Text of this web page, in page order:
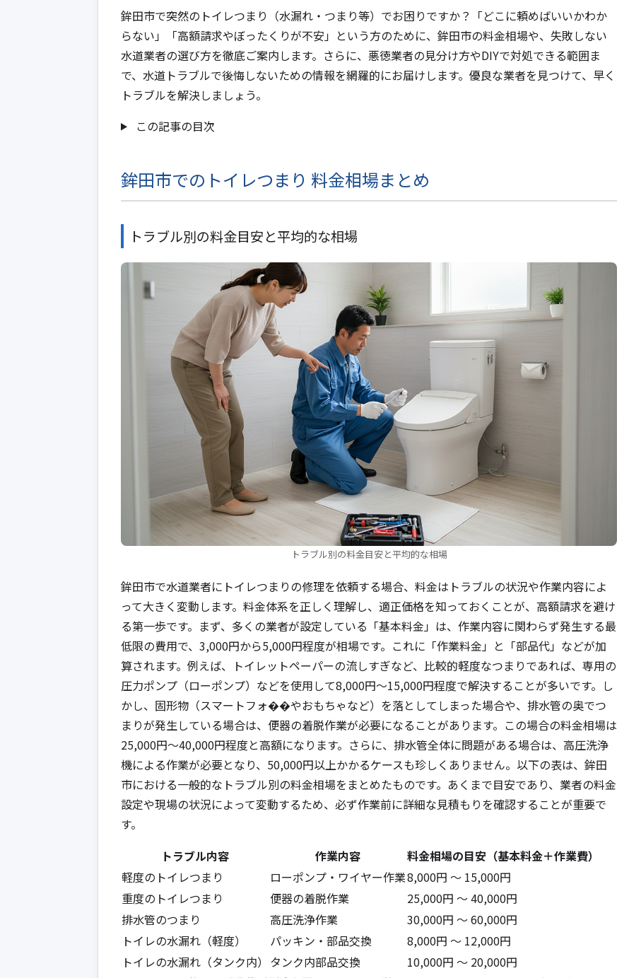
鉾田市で突然のトイレつまり（水漏れ・つまり等）でお困りですか？「どこに頼めばいいかわか
らない」「高額請求やぼったくりが不安」という方のために、鉾田市の料金相場や、失敗しない
水道業者の選び方を徹底ご案内します。さらに、悪徳業者の見分け方やDIYで対処できる範囲ま
で、水道トラブルで後悔しないための情報を網羅的にお届けします。優良な業者を見つけて、早く
トラブルを解決しましょう。
この記事の目次
鉾田市でのトイレつまり 料金相場まとめ
トラブル別の料金目安と平均的な相場
トラブル別の料金目安と平均的な相場
鉾田市で水道業者にトイレつまりの修理を依頼する場合、料金はトラブルの状況や作業内容によ
って大きく変動します。料金体系を正しく理解し、適正価格を知っておくことが、高額請求を避け
る第一歩です。まず、多くの業者が設定している「基本料金」は、作業内容に関わらず発生する最
低限の費用で、3,000円から5,000円程度が相場です。これに「作業料金」と「部品代」などが加
算されます。例えば、トイレットペーパーの流しすぎなど、比較的軽度なつまりであれば、専用の
圧力ポンプ（ローポンプ）などを使用して8,000円〜15,000円程度で解決することが多いです。し
かし、固形物（スマートフォ��やおもちゃなど）を落としてしまった場合や、排水管の奥でつ
まりが発生している場合は、便器の着脱作業が必要になることがあります。この場合の料金相場は
25,000円〜40,000円程度と高額になります。さらに、排水管全体に問題がある場合は、高圧洗浄
機による作業が必要となり、50,000円以上かかるケースも珍しくありません。以下の表は、鉾田
市における一般的なトラブル別の料金相場をまとめたものです。あくまで目安であり、業者の料金
設定や現場の状況によって変動するため、必ず作業前に詳細な見積もりを確認することが重要で
す。
トラブル内容
作業内容
料金相場の目安（基本料金＋作業費）
軽度のトイレつまり
ローポンプ・ワイヤー作業8,000円 ～ 15,000円
重度のトイレつまり
便器の着脱作業
25,000円 ～ 40,000円
排水管のつまり
高圧洗浄作業
30,000円 ～ 60,000円
トイレの水漏れ（軽度）
パッキン・部品交換
8,000円 ～ 12,000円
トイレの水漏れ（タンク内） タンク内部品交換
10,000円 ～ 20,000円